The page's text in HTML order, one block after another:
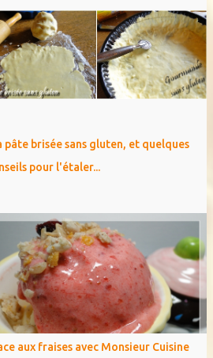
pâte brisée sans gluten, et quelques
pour l'étaler...
aux fraises avec Monsieur Cuisine